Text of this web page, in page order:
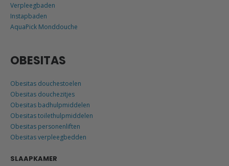
Verpleegbaden
Instapbaden
AquaPick Monddouche
OBESITAS
Obesitas douchestoelen
Obesitas douchezitjes
Obesitas badhulpmiddelen
Obesitas toilethulpmiddelen
Obesitas personenliften
Obesitas verpleegbedden
SLAAPKAMER